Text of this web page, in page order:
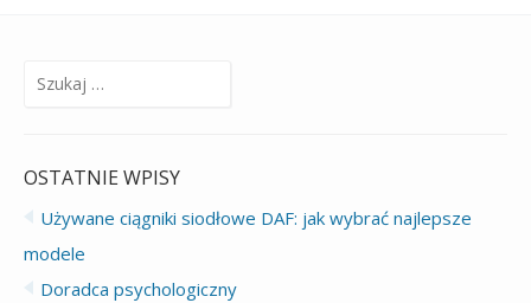
Szukaj:
OSTATNIE WPISY
Używane ciągniki siodłowe DAF: jak wybrać najlepsze
modele
Doradca psychologiczny